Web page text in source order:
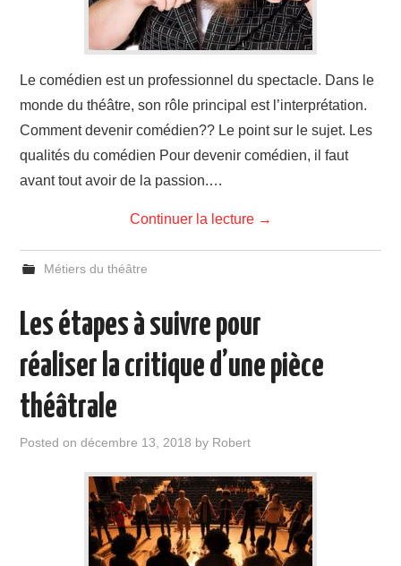
Le comédien est un professionnel du spectacle. Dans le
monde du théâtre, son rôle principal est l’interprétation.
Comment devenir comédien?? Le point sur le sujet. Les
qualités du comédien Pour devenir comédien, il faut
avant tout avoir de la passion.…
Continuer la lecture →
Métiers du théâtre
Les étapes à suivre pour
réaliser la critique d’une pièce
théâtrale
Posted ondécembre 13, 2018 by Robert